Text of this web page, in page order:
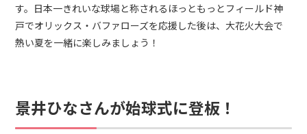
す。日本一きれいな球場と称されるほっともっとフィールド神
戸でオリックス・バファローズを応援した後は、大花火大会で
熱い夏を一緒に楽しみましょう！
景井ひなさんが始球式に登板！